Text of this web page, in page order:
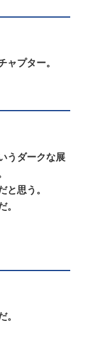
ャプター。
うダークな展
と思う。
。
。